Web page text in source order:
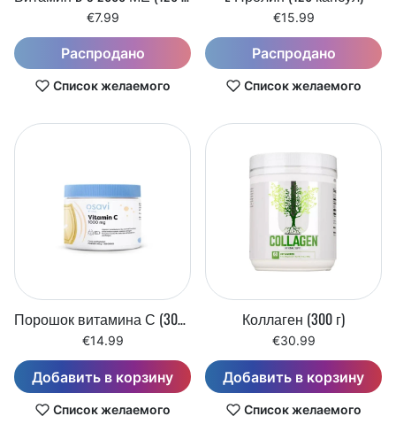
€7.99
Распродано
Список желаемого
€15.99
Распродано
Список желаемого
Порошок витамина С (300 г)
€14.99
Добавить в корзину
Список желаемого
Коллаген (300 г)
€30.99
Добавить в корзину
Список желаемого